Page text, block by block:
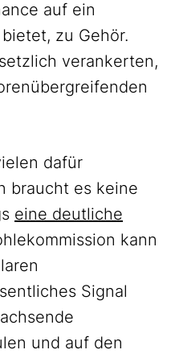
auf ein
zu Gehör.
verankerten,
dafür
braucht es keine
eine deutliche
kann
Signal
und auf den